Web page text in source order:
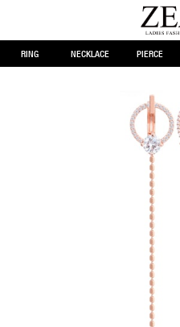
RING NECKLACE PIERCE